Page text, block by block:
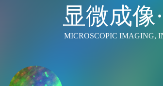
显微成像
MICROSCOPIC IMAGING,